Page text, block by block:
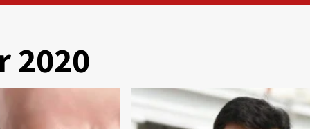
2020